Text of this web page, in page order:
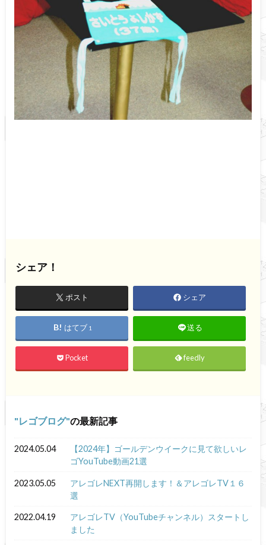
シェア！
ポスト シェア
はてブ 1 送る
Pocket feedly
レゴブログ の最新記事
2024.05.04
【2024年】ゴールデンウイークに見て欲しいレ
ゴYouTube動画21選
2023.05.05
アレゴレNEXT再開します！＆アレゴレTV１６
選
2022.04.19
アレゴレTV（YouTubeチャンネル）スタートし
ました